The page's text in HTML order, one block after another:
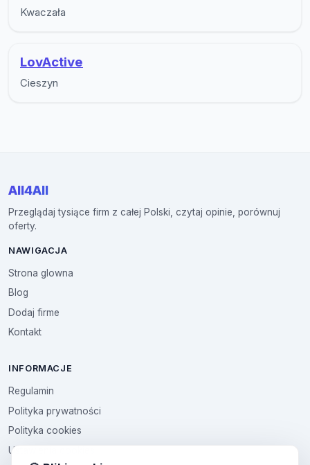
Kwaczała
LovActive
Cieszyn
All4All
Przeglądaj tysiące firm z całej Polski, czytaj opinie, porównuj
oferty.
NAWIGACJA
Strona glowna
Blog
Dodaj firme
Kontakt
INFORMACJE
Regulamin
Polityka prywatności
Polityka cookies
Ustawienia cookies